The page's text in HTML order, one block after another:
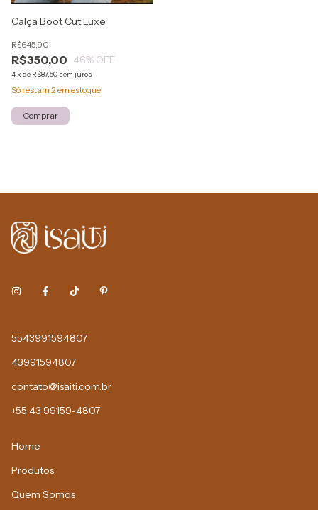
Calça Boot Cut Luxe
R$350,00
R$645,90
46% OFF
4x de R$87,50 sem juros
Só restam 2em estoque!
Comprar
5543991594807
43991594807
contato@isaiti.com.br
+55 43 99159-4807
Home
Produtos
Quem Somos